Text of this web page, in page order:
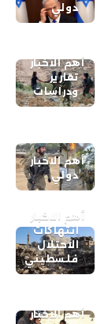
دولي
أهم الاخبار
تقارير
ودراسات
أهم الاخبار
دولي
أهم الاخبار
انتهاكات
الاحتلال
فلسطيني
أهم الاخبار